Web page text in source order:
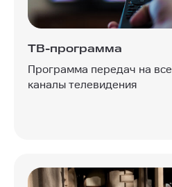
ТВ-программа
Программа передач на все
каналы телевидения